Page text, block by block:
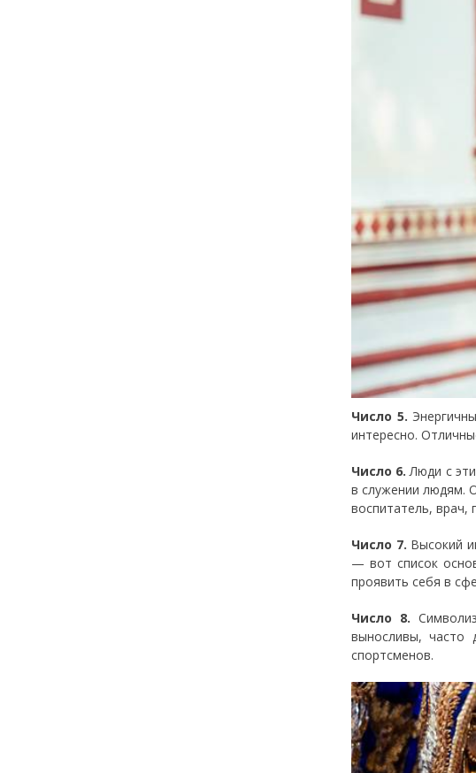
Число 5.
интересно.
Число 6.Люди с
в служении людям.
воспитатель, врач,
Число 7. Высокий
— вот список
проявить себя в
Число 8.
выносливы, часто
спортсменов.